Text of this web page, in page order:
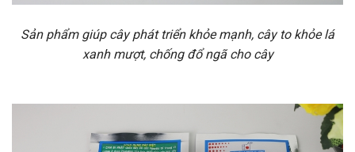
Sản phẩm giúp cây phát triển khỏe mạnh, cây to khỏe lá
xanh mượt, chống đổ ngã cho cây